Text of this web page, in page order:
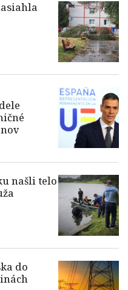
našli telo
do